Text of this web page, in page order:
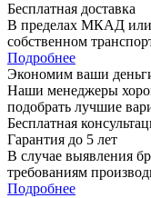
Бесплатная доставка
В пределах МКАД или
собственном
Подробнее
Экономим ваши
Наши менеджеры
подобрать лучшие
Бесплатная
Гарантия до 5 лет
В случае выявления
требованиям
Подробнее